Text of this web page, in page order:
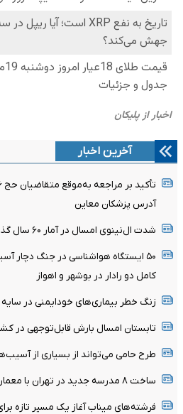
آخرین اخبار
آدرس پزشکان معاین
شدت ال‌نینوی امسال در آمار ۶۰ سال گذشته کم‌سابقه است
۵۰ ایستگاه هواشناسی در جنگ
کامل دو رادار در بوشهر و اهواز
زنگ خطر بیماری‌های خودایمنی در سایه
تابستان امسال بارش قابل‌توجهی در
طرح حامی می‌تواند از بسیاری از
ساخت ۸ مدرسه جدید در تهران با معماری شاخص
فرشته‌های میناب آغاز یک مسیر تازه